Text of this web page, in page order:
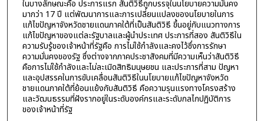
ในบางลักษณะคือ ประการแรก สันติวิธีถูกบรรจุในนโยบายความมั่นคง
มากว่า 17 ปี แต่พัฒนาการและการเปลี่ยนแปลงของนโยบายในการ
แก้ไขปัญหาจังหวัดชายแดนภาคใต้ที่เป็นสันติวิธี ขึ้นอยู่กับแนวทางการ
แก้ไขปัญหาของแต่ละรัฐบาลและผู้นำประเทศ ประการที่สอง สันติวิธีใน
ความรับรู้ของเจ้าหน้าที่รัฐคือ การไม่ใช้กำลังและคงไว้ซึ่งการรักษา
ความมั่นคงของรัฐ ซึ่งต่างจากภาคประชาสังคมที่มีความเห็นว่าสันติวิธี
คือการไม่ใช้กำลังและไม่ละเมิดสิทธิมนุษยชน และประการที่สาม ปัญหา
และอุปสรรคในการขับเคลื่อนสันติวิธีในนโยบายแก้ไขปัญหาจังหวัด
ชายแดนภาคใต้ที่ย้อนแย้งกับสันติวิธี คือความรุนแรงทางโครงสร้าง
และวัฒนธรรมที่ฝังรากอยู่ในระดับองค์กรและระดับกลไกปฏิบัติการ
ของเจ้าหน้าที่รัฐ